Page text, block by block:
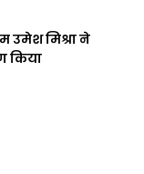
मिश्रा ने
किया